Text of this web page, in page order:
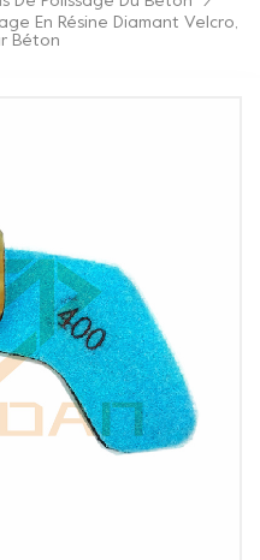
En Résine Diamant Velcro,
Béton